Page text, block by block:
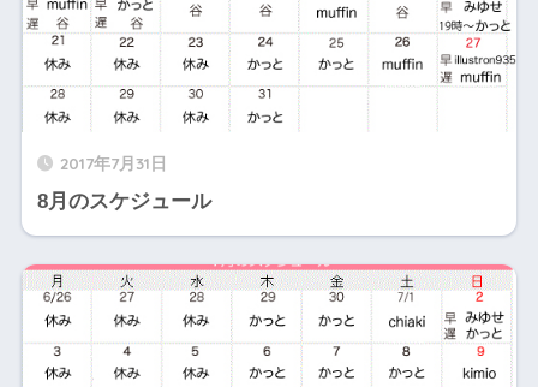
2017年7月31日
8月のスケジュール